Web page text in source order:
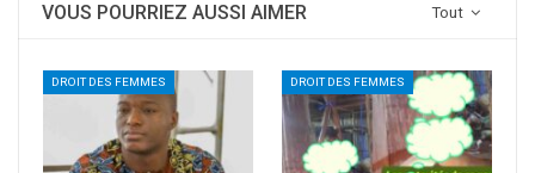
Tout
VOUS POURRIEZ AUSSI AIMER
DROIT DES FEMMES DROIT DES FEMMES